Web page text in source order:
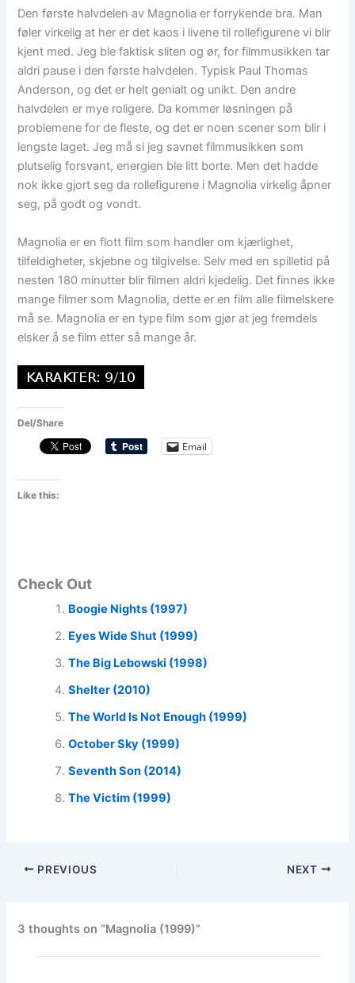
Den første halvdelen av Magnolia er forrykende bra. Man
føler virkelig at her er det kaos i livene til rollefigurene vi blir
kjent med. Jeg ble faktisk sliten og ør, for filmmusikken tar
aldri pause i den første halvdelen. Typisk Paul Thomas
Anderson, og det er helt genialt og unikt. Den andre
halvdelen er mye roligere. Da kommer løsningen på
problemene for de fleste, og det er noen scener som blir i
lengste laget. Jeg må si jeg savnet filmmusikken som
plutselig forsvant, energien ble litt borte. Men det hadde
nok ikke gjort seg da rollefigurene i Magnolia virkelig åpner
seg, på godt og vondt.
Magnolia er en flott film som handler om kjærlighet,
tilfeldigheter, skjebne og tilgivelse. Selv med en spilletid på
nesten 180 minutter blir filmen aldri kjedelig. Det finnes ikke
mange filmer som Magnolia, dette er en film alle filmelskere
må se. Magnolia er en type film som gjør at jeg fremdels
elsker å se film etter så mange år.
Del/Share
Email
Like this:
Check Out
Boogie Nights (1997)
Eyes Wide Shut (1999)
The Big Lebowski (1998)
Shelter (2010)
The World Is Not Enough (1999)
October Sky (1999)
Seventh Son (2014)
The Victim (1999)
PREVIOUS NEXT
3 thoughts on “Magnolia (1999)”